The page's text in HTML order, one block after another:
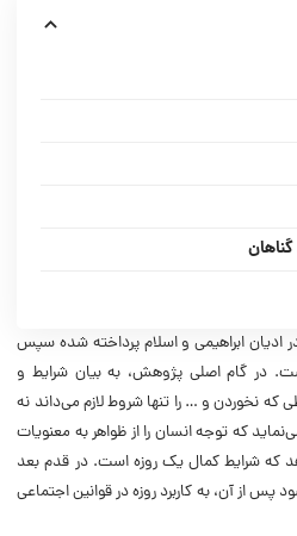
گناهان
ادیان ابراهیمی و اسلام پرداخته شده سپس
در گام اصلی پژوهش، به بیان شرایط و
که نخوردن و … را تنها شروط لازم می‌داند نه
که توجه انسان را از ظواهر به معنویات
که شرایط کمال یک روزه است. در قدم بعد
از آن، به کاربرد روزه در قوانین اجتماعی